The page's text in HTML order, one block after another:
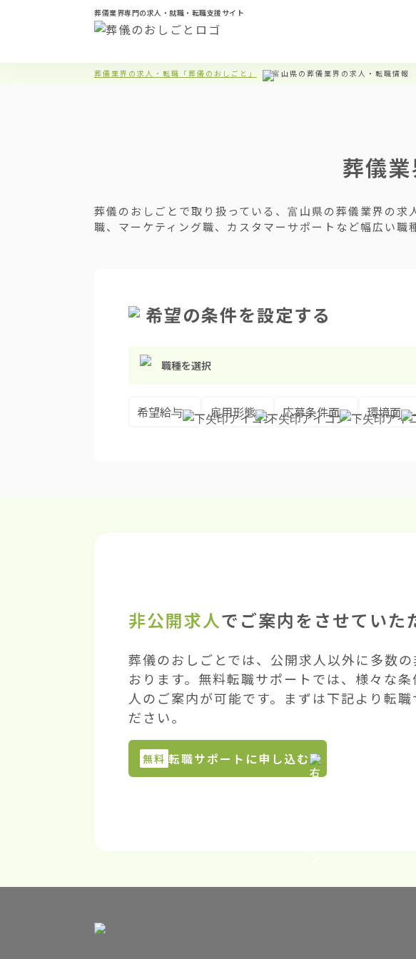
葬儀業界専門の求人・就職・転職支援サイト
葬儀業界の求人・転職「葬儀のおしごと」 富山県の葬儀業界の求人・転職情報
葬儀
葬儀のおしごとで取り扱っている、富山県の葬儀業界の
職、マーケティング職、カスタマーサポートなど幅広い職
希望の条件を設定する
職種を選択
希望給与 雇用形態 応募条件面 環境面
非公開求人でご案内をさせていた
葬儀のおしごとでは、公開求人以外に多数
おります。無料転職サポートでは、様々な
人のご案内が可能です。まずは下記より転
ださい。
無料 転職サポートに申し込む